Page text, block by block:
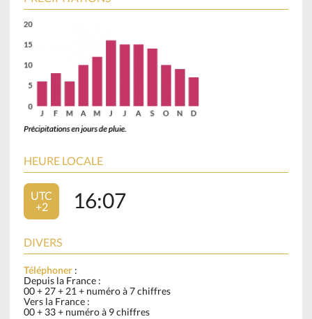
HEURE LOCALE
UTC
+2
16:07
DIVERS
Téléphoner :
Depuis la France :
00 + 27 + 21 + numéro à 7 chiffres
Vers la France :
00 + 33 + numéro à 9 chiffres